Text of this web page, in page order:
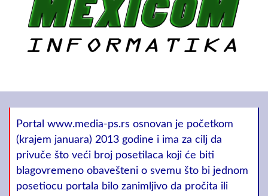
Portal www.media-ps.rs osnovan je početkom
(krajem januara) 2013 godine i ima za cilj da
privuče što veći broj posetilaca koji će biti
blagovremeno obavešteni o svemu što bi jednom
posetiocu portala bilo zanimljivo da pročita ili